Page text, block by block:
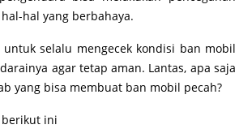
hal yang berbahaya.
untuk selalu mengecek kondisi ban mobil
agar tetap aman. Lantas, apa saja
yang bisa membuat ban mobil pecah?
berikut ini